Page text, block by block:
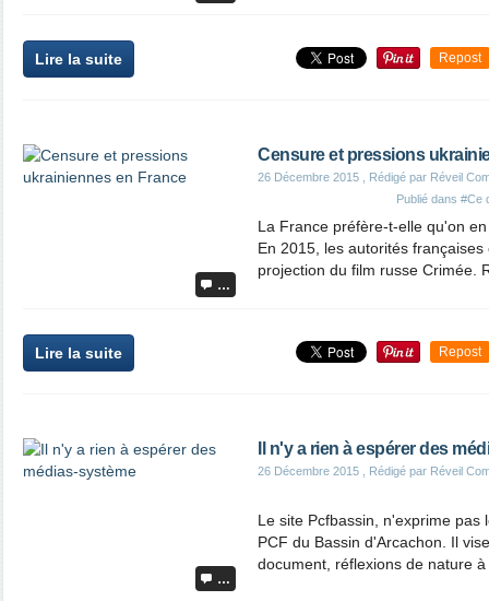
Lire la suite Repost
…
Censure et pressions
26 Décembre 2015 , Rédigé par Réveil
Publié dans #Ce
La France préfère-t-elle qu'on
En 2015, les autorités
projection du film russe Crimée.
Lire la suite Repost
…
Il n'y a rien à espérer des
26 Décembre 2015 , Rédigé par Réveil
Le site Pcfbassin, n'exprime pas
PCF du Bassin d'Arcachon. Il
document, réflexions de nature